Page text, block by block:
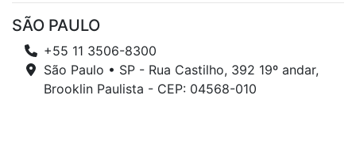
SÃO PAULO
+55 11 3506-8300
São Paulo • SP - Rua Castilho, 392 19º andar,
Brooklin Paulista - CEP: 04568-010